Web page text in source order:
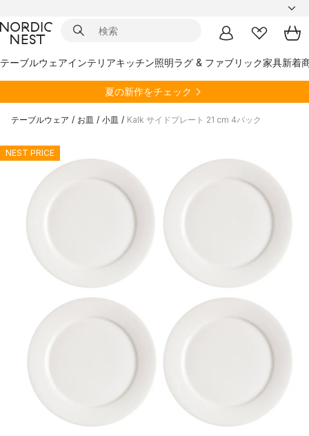
テーブルウェアインテリアキッチン照明ラグ & ファブリック家具新着
夏の新作をチェック
テーブルウェア / お皿 / 小皿 / Kalk サイドプレート 21 cm 4パック
NEST PRICE